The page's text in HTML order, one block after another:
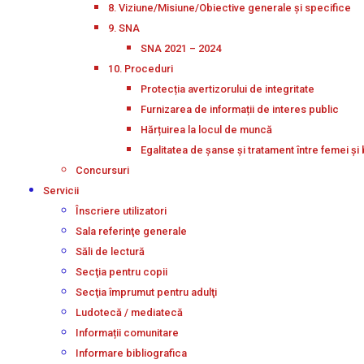
8. Viziune/Misiune/Obiective generale și specifice
9. SNA
SNA 2021 – 2024
10. Proceduri
Protecția avertizorului de integritate
Furnizarea de informații de interes public
Hărțuirea la locul de muncă
Egalitatea de șanse și tratament între femei și
Concursuri
Servicii
Înscriere utilizatori
Sala referinţe generale
Săli de lectură
Secţia pentru copii
Secţia împrumut pentru adulţi
Ludotecă / mediatecă
Informații comunitare
Informare bibliografica